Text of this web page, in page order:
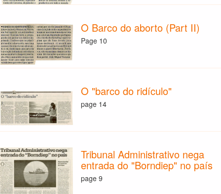
O Barco do aborto (Part II)
Page 10
O "barco do ridículo"
page 14
Tribunal Administrativo nega
entrada do "Borndiep" no país
page 9